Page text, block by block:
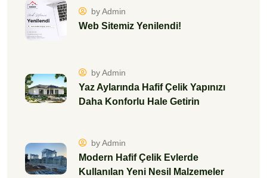
by Admin
Web Sitemiz Yenilendi!
by Admin
Yaz Aylarında Hafif Çelik Yapınızı
Daha Konforlu Hale Getirin
by Admin
Modern Hafif Çelik Evlerde
Kullanılan Yeni Nesil Malzemeler